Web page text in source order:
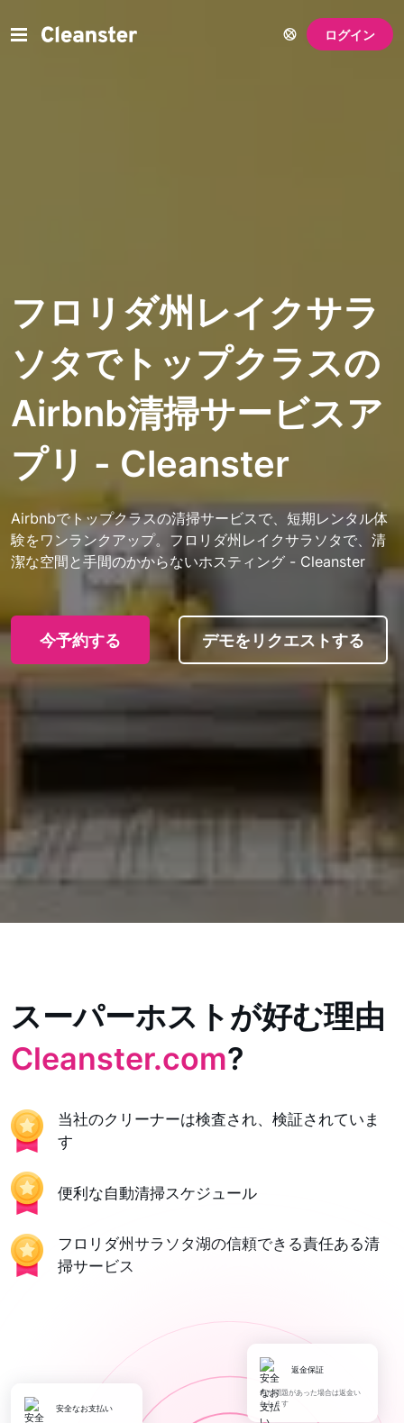
ログイン
フロリダ州レイクサラ
ソタでトップクラスの
Airbnb清掃サービスア
プリ - Cleanster
Airbnbでトップクラスの清掃サービスで、短期レンタル体
験をワンランクアップ。フロリダ州レイクサラソタで、清
潔な空間と手間のかからないホスティング - Cleanster
今予約する デモをリクエストする
スーパーホストが好む理由
Cleanster.com?
当社のクリーナーは検査され、検証されていま
す
便利な自動清掃スケジュール
フロリダ州サラソタ湖の信頼できる責任ある清
掃サービス
安全なお支払い
返金保証
何か問題があった場合は返金い
たします